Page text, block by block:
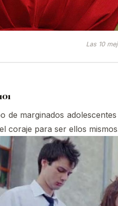
Las 10
de marginados
coraje para ser ellos